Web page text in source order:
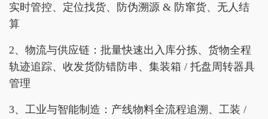
实时管控、定位找货、防伪溯源 & 防窜货、无人结
算
2、物流与供应链：批量快速出入库分拣、货物全程
轨迹追踪、收发货防错防串、集装箱 / 托盘周转器具
管理
3、工业与智能制造：产线物料全流程追溯、工装 /